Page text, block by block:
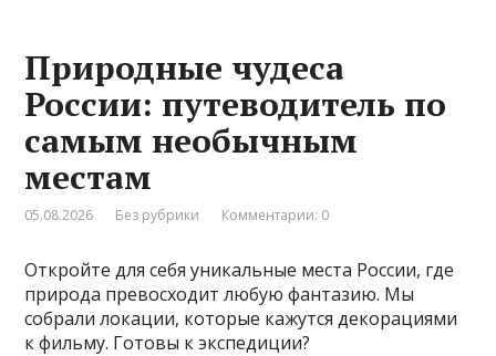
Природные чудеса
России: путеводитель по
самым необычным
местам
05.08.2026 Без рубрики Комментарии: 0
Откройте для себя уникальные места России, где
природа превосходит любую фантазию. Мы
собрали локации, которые кажутся декорациями
к фильму. Готовы к экспедиции?